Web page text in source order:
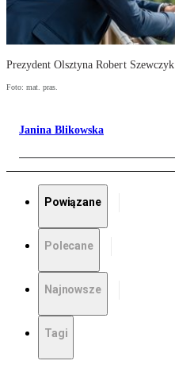
Prezydent Olsztyna Robert Szewczyk
Foto: mat. pras.
Janina Blikowska
Powiązane
Polecane
Najnowsze
Tagi